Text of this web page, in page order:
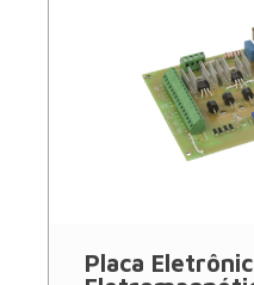
Placa